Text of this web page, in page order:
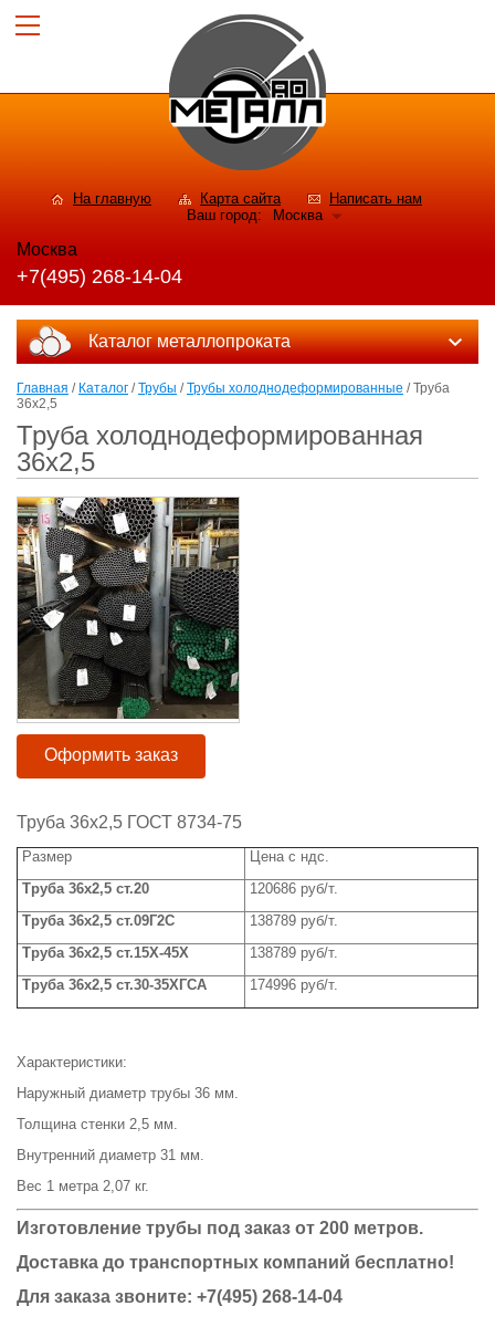
На главную Карта сайта
Написать нам
Ваш город:
Москва
Москва
+7(495) 268-14-04
Каталог металлопроката
Главная / Каталог /Трубы /Трубы холоднодеформированные / Труба
36x2,5
Труба холоднодеформированная
36x2,5
Оформить заказ
Труба 36x2,5 ГОСТ 8734-75
Размер
Цена с ндс.
Труба 36x2,5 ст.20
120686 руб/т.
Труба 36x2,5 ст.09Г2С
138789 руб/т.
Труба 36x2,5 ст.15Х-45Х 138789 руб/т.
Труба 36x2,5 ст.30-35ХГСА 174996 руб/т.
Характеристики:
Наружный диаметр трубы 36 мм.
Толщина стенки 2,5 мм.
Внутренний диаметр 31 мм.
Вес 1 метра 2,07 кг.
Изготовление трубы под заказ от 200 метров.
Доставка до транспортных компаний бесплатно!
Для заказа звоните: +7(495) 268-14-04